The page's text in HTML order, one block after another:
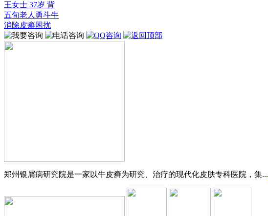
王女士 37岁 背
五旬老人勇斗牛
消除皮癣困扰
郑州银屑病研究院是一家以牛皮癣为研究、治疗的现代化皮肤专科医院，集...